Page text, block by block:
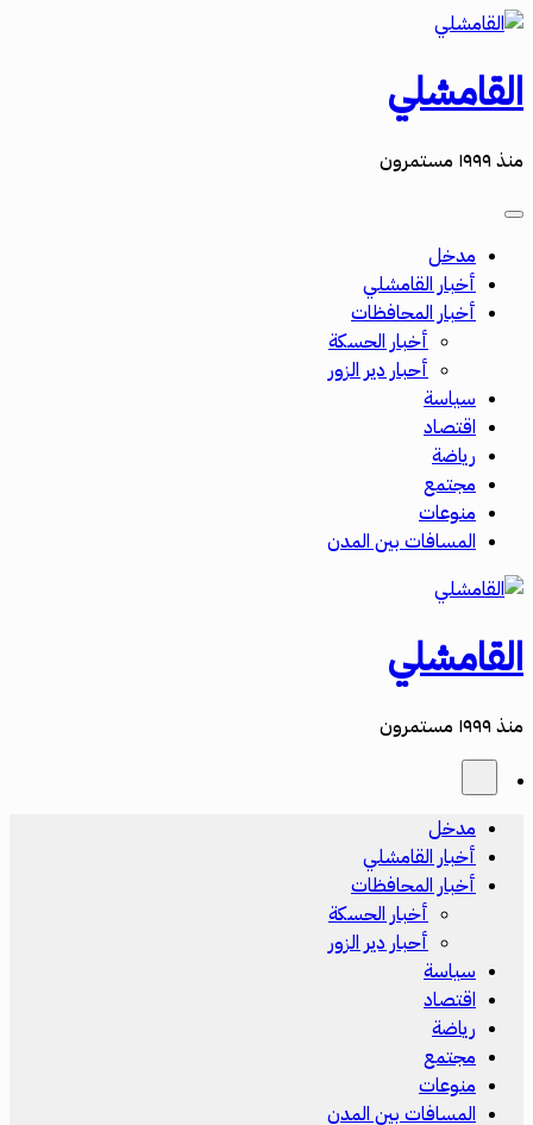
القامشلي
منذ ١٩٩٩ مستمرون
مدخل
أخبار القامشلي
أخبار المحافظات
أخبار الحسكة
أحبار دير الزور
سياسة
اقتصاد
رياضة
مجتمع
منوعات
المسافات بين المدن
القامشلي
منذ ١٩٩٩ مستمرون
مدخل
أخبار القامشلي
أخبار المحافظات
أخبار الحسكة
أحبار دير الزور
سياسة
اقتصاد
رياضة
مجتمع
منوعات
المسافات بين المدن